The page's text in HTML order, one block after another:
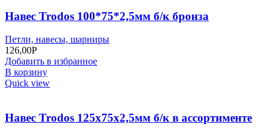
Навес Trodos 100*75*2,5мм б/к бронза
Петли, навесы, шарниры
126,00Р
Добавить в избранное
В корзину
Quick view
Навес Trodos 125х75х2,5мм б/к в ассортименте